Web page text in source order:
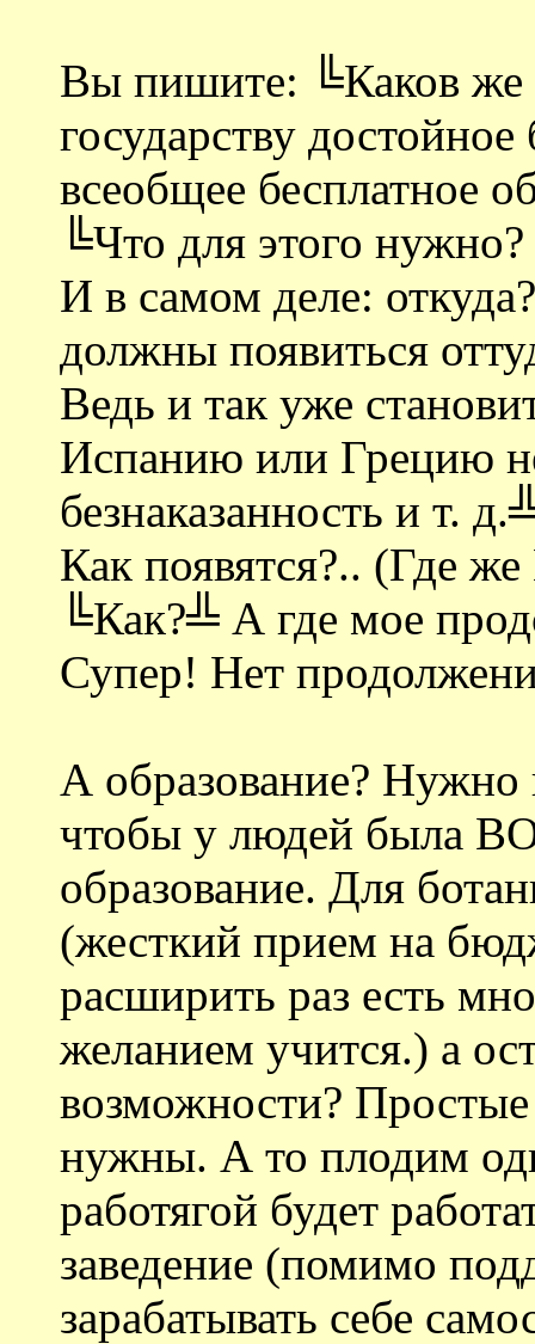
Вы пишите: ╚Каков же
государству
всеобщее бесплатное
╚Что для этого
И в самом деле:
должны появиться
Ведь и так уже
Испанию или Грецию
безнаказанность и т.
Как появятся?.. (Где
╚Как?╩ А где мое
Супер! Нет
А образование? Нужно
чтобы у людей была
образование. Для
(жесткий прием на
расширить раз есть
желанием учится.) а
возможности? Простые
нужны. А то плодим
работягой будет
заведение (помимо
зарабатывать себе